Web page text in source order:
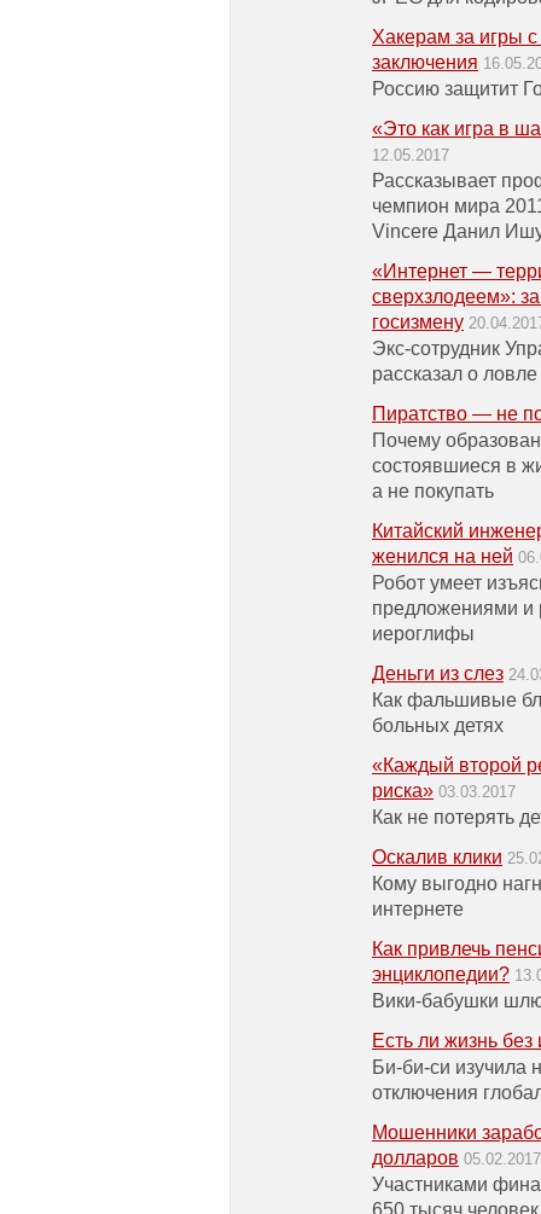
Хакерам за игры с
заключения
Россию защитит
«Это как игра в
12.05.2017
Рассказывает
чемпион мира
Vincere Данил
«Интернет —
сверхзлодеем»:
госизмену
Экс-сотрудник
рассказал о
Пиратство — не
Почему
состоявшиеся в
а не покупать
Китайский
женился на ней
Робот умеет
предложениями и
иероглифы
Деньги из слез
Как фальшивые
больных детях
«Каждый второй
риска» 03.03.2017
Как не потерять
Оскалив клики
Кому выгодно
интернете
Как привлечь
энциклопедии?
Вики-бабушки
Есть ли жизнь без
Би-би-си изучила
отключения
Мошенники
долларов 05.02.2017
Участниками
650 тысяч человек